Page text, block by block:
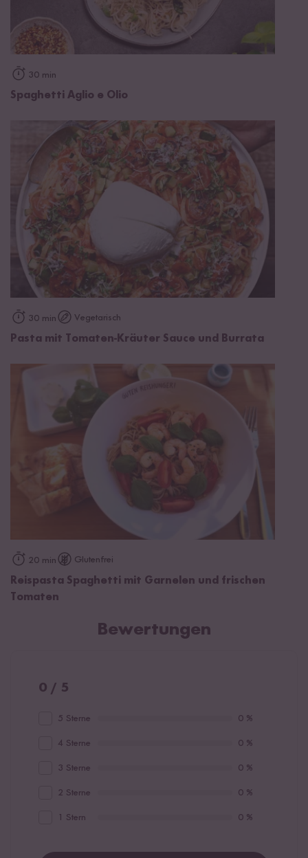
30 min
Spaghetti Aglio e Olio
30 min Vegetarisch
Pasta mit Tomaten-Kräuter Sauce und Burrata
20 min Glutenfrei
Reispasta Spaghetti mit Garnelen und frischen
Tomaten
Bewertungen
0 / 5
5 Sterne 0 %
4 Sterne 0 %
3 Sterne 0 %
2 Sterne 0 %
1 Stern 0 %